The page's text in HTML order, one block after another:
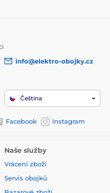
info@elektro-obojky.cz
Čeština
Facebook Instagram
Naše služby
Vrácení zboží
Servis obojků